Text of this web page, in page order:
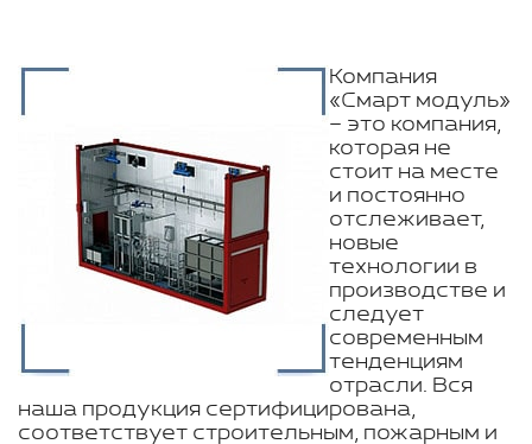
Компания
«Смарт модуль»
– это компания,
которая не
стоит на месте
и постоянно
отслеживает,
новые
технологии в
производстве и
следует
современным
тенденциям
отрасли. Вся
наша продукция сертифицирована,
соответствует строительным, пожарным и